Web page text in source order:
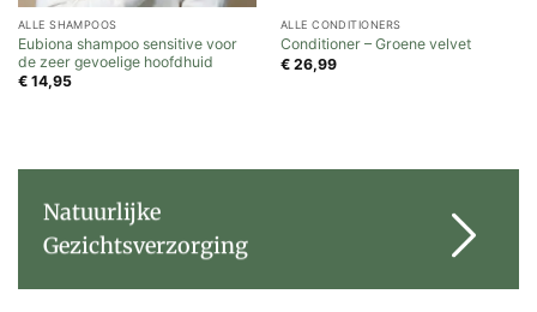
ALLE SHAMPOOS
Eubiona shampoo sensitive voor
de zeer gevoelige hoofdhuid
€14,95
ALLE CONDITIONERS
Conditioner – Groene velvet
€26,99
Natuurlijke
Gezichtsverzorging